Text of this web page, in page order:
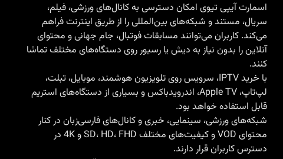
اسمارت آیپی تیوی امکان دسترسی به کانال‌های ورزشی، فیلم،
سریال، مستند و شبکه‌های بین‌المللی را از طریق اینترنت فراهم
می‌کند. کاربران می‌توانند مسابقات فوتبال، جام جهانی و محتوای
آنلاین را بدون نیاز به دیش یا رسیور روی دستگاه‌های مختلف تماشا
کنند.
با خرید IPTV
، سرویس روی تلویزیون هوشمند، موبایل، تبلت،
لپ‌تاپ، Apple TV، اندرویدباکس و بسیاری از دستگاه‌های استریم
قابل استفاده خواهد بود.
شبکه‌های ورزشی، سینمایی، خبری و کانال‌های فارسی‌زبان در کنار
محتوای VOD و کیفیت‌های مختلف SD، HD، FHD و 4K در
دسترس کاربران قرار دارند.